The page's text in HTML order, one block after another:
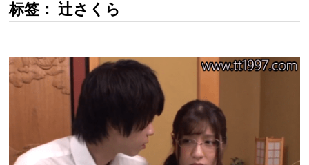
标签： 辻さくら